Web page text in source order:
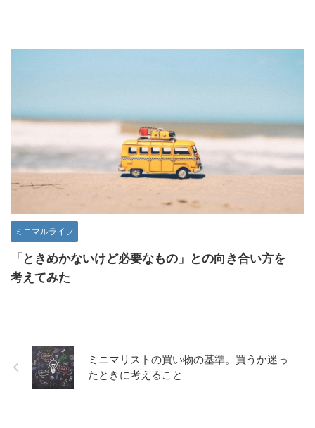
ミニマルライフ
「ときめかないけど必要なもの」との向き合い方を
考えてみた
ミニマリストの買い物の基準。買うか迷っ
たときに考えること